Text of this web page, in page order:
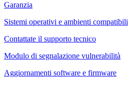
Garanzia
Sistemi operativi e ambienti compatibili
Contattate il supporto tecnico
Modulo di segnalazione vulnerabilità
Aggiornamenti software e firmware